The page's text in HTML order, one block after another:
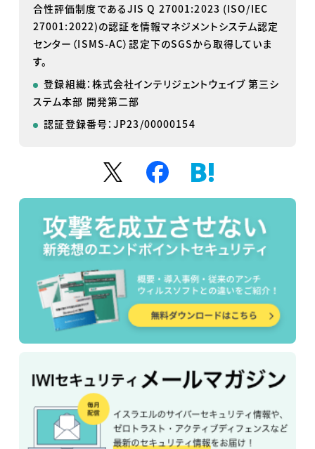
合性評価制度であるJIS Q 27001:2023 (ISO/IEC
27001:2022)の認証を情報マネジメントシステム認定
センター（ISMS-AC）認定下のSGSから取得していま
す。
登録組織：株式会社インテリジェントウェイブ 第三シ
ステム本部 開発第二部
認証登録番号：JP23/00000154